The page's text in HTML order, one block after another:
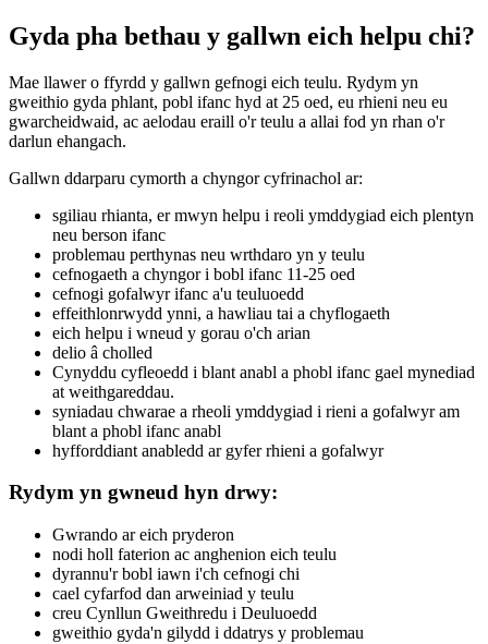
Gyda pha bethau y gallwn eich helpu chi?
Mae llawer o ffyrdd y gallwn gefnogi eich teulu. Rydym yn
gweithio gyda phlant, pobl ifanc hyd at 25 oed, eu rhieni neu eu
gwarcheidwaid, ac aelodau eraill o'r teulu a allai fod yn rhan o'r
darlun ehangach.
Gallwn ddarparu cymorth a chyngor cyfrinachol ar:
sgiliau rhianta, er mwyn helpu i reoli ymddygiad eich plentyn
neu berson ifanc
problemau perthynas neu wrthdaro yn y teulu
cefnogaeth a chyngor i bobl ifanc 11-25 oed
cefnogi gofalwyr ifanc a'u teuluoedd
effeithlonrwydd ynni, a hawliau tai a chyflogaeth
eich helpu i wneud y gorau o'ch arian
delio â cholled
Cynyddu cyfleoedd i blant anabl a phobl ifanc gael mynediad
at weithgareddau.
syniadau chwarae a rheoli ymddygiad i rieni a gofalwyr am
blant a phobl ifanc anabl
hyfforddiant anabledd ar gyfer rhieni a gofalwyr
Rydym yn gwneud hyn drwy:
Gwrando ar eich pryderon
nodi holl faterion ac anghenion eich teulu
dyrannu'r bobl iawn i'ch cefnogi chi
cael cyfarfod dan arweiniad y teulu
creu Cynllun Gweithredu i Deuluoedd
gweithio gyda'n gilydd i ddatrys y problemau